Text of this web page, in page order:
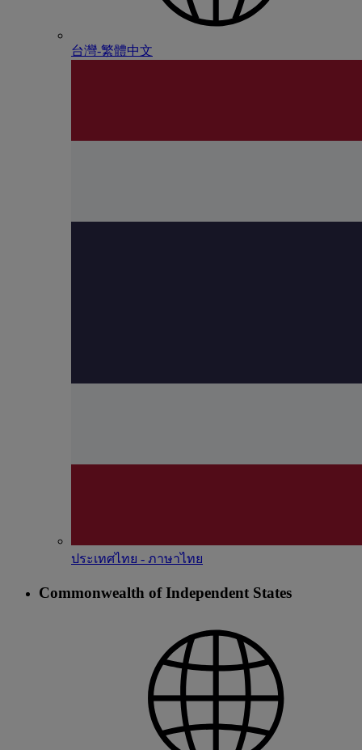
台灣-繁體中文
ประเทศไทย - ภาษาไทย
Commonwealth of Independent States